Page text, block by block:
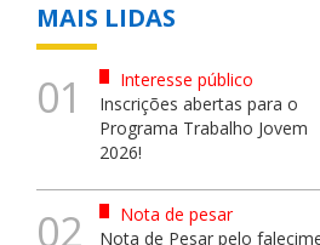
MAIS LIDAS
01
Interesse público
Inscrições abertas para o
Programa Trabalho Jovem
2026!
02
Nota de pesar
Nota de Pesar pelo